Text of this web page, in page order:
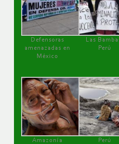
Defensoras
amenazadas en
México
Las
Perú
Amazonía
Perú